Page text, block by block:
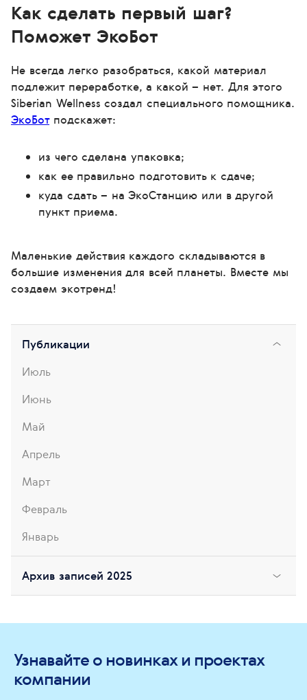
Как сделать первый шаг?
Поможет ЭкоБот
Не всегда легко разобраться, какой материал
подлежит переработке, а какой – нет. Для этого
Siberian Wellness создал специального помощника.
ЭкоБотподскажет:
из чего сделана упаковка;
как ее правильно подготовить к сдаче;
куда сдать – на ЭкоСтанцию или в другой
пункт приема.
Маленькие действия каждого складываются в
большие изменения для всей планеты. Вместе мы
создаем экотренд!
Публикации
Июль
Июнь
Май
Апрель
Март
Февраль
Январь
Архив записей 2025
Узнавайте о новинках и проектах
компании